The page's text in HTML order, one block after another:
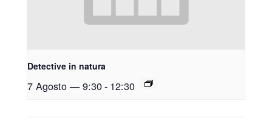
Detective in natura
7 Agosto — 9:30- 12:30